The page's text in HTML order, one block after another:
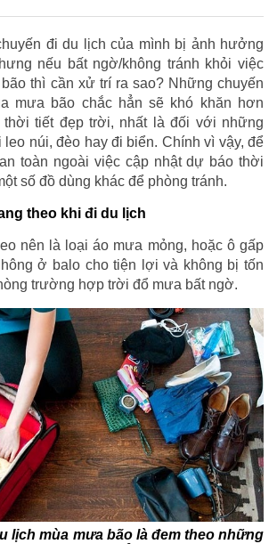
đi du lịch của mình bị ảnh hưởng
nếu bất ngờ/không tránh khỏi việc
thì cần xử trí ra sao? Những chuyến
mưa bão chắc hẳn sẽ khó khăn hơn
tiết đẹp trời, nhất là đối với những
núi, đèo hay đi biển. Chính vì vậy, để
toàn ngoài việc cập nhật dự báo thời
số đồ dùng khác để phòng tránh.
theo khi đi du lịch
nên là loại áo mưa mỏng, hoặc ô gấp
ở balo cho tiện lợi và không bị tốn
trường hợp trời đổ mưa bất ngờ.
lịch mùa mưa bão là đem theo những